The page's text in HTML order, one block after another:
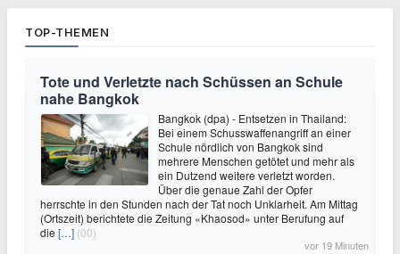
TOP-THEMEN
Tote und Verletzte nach Schüssen an Schule
nahe Bangkok
Bangkok (dpa) - Entsetzen in Thailand:
Bei einem Schusswaffenangriff an einer
Schule nördlich von Bangkok sind
mehrere Menschen getötet und mehr als
ein Dutzend weitere verletzt worden.
Über die genaue Zahl der Opfer
herrschte in den Stunden nach der Tat noch Unklarheit. Am Mittag
(Ortszeit) berichtete die Zeitung «Khaosod» unter Berufung auf
die […] (00)
vor 19 Minuten